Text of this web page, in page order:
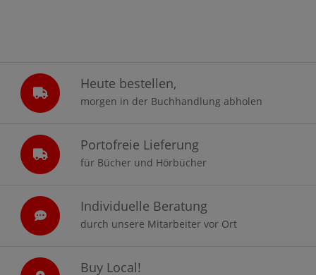
Heute bestellen,
morgen in der Buchhandlung abholen
Portofreie Lieferung
für Bücher und Hörbücher
Individuelle Beratung
durch unsere Mitarbeiter vor Ort
Buy Local!